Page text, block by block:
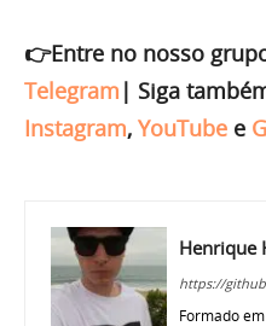
👉Entre no nosso
Telegram | Siga
Instagram, YouTube e
Henrique
https://
Formado